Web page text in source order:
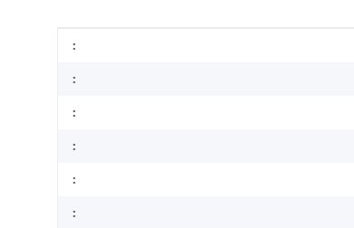
Item information
Value
:
:
:
:
:
: